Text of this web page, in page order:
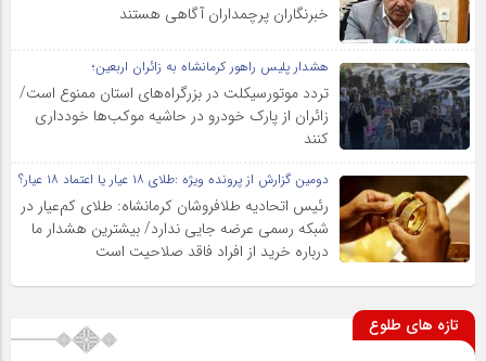
خبرنگاران پرچمداران آگاهی هستند
هشدار پلیس راهور کرمانشاه به زائران اربعین؛
تردد موتورسیکلت در بزرگراه‌های استان ممنوع است/
زائران از پارک خودرو در حاشیه موکب‌ها خودداری
کنند
دومین گزارش از پرونده ویژه :طلای ۱۸ عیار یا اعتماد ۱۸ عیار؟
رئیس اتحادیه طلافروشان کرمانشاه: طلای کم‌عیار در
شبکه رسمی عرضه جایی ندارد/ بیشترین هشدار ما
درباره خرید از افراد فاقد صلاحیت است
تازه های طلوع